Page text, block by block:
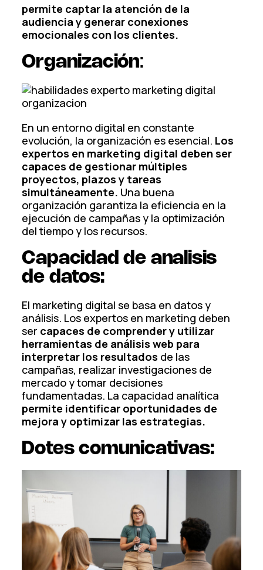
permite captar la atención de la
audiencia y generar conexiones
emocionales con los clientes.
Organización:
En un entorno digital en constante
evolución, la organización es esencial. Los
expertos en marketing digital deben ser
capaces de gestionar múltiples
proyectos, plazos y tareas
simultáneamente. Una buena
organización garantiza la eficiencia en la
ejecución de campañas y la optimización
del tiempo y los recursos.
Capacidad de analisis
de datos:
El marketing digital se basa en datos y
análisis. Los expertos en marketing deben
ser capaces de comprender y utilizar
herramientas de análisis web para
interpretar los resultados de las
campañas, realizar investigaciones de
mercado y tomar decisiones
fundamentadas. La capacidad analítica
permite identificar oportunidades de
mejora y optimizar las estrategias.
Dotes comunicativas: